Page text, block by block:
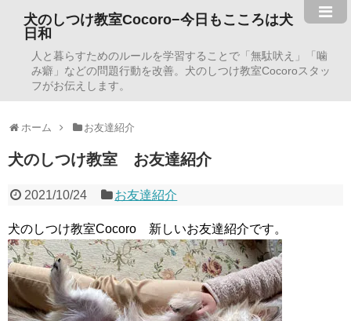
犬のしつけ教室Cocoro−今日もこころは犬
日和
人と暮らすためのルールを学習することで「無駄吠え」「噛
み癖」などの問題行動を改善。犬のしつけ教室Cocoroスタッ
フがお伝えします。
ホーム お友達紹介
犬のしつけ教室 お友達紹介
2021/10/24 お友達紹介
犬のしつけ教室Cocoro 新しいお友達紹介です。